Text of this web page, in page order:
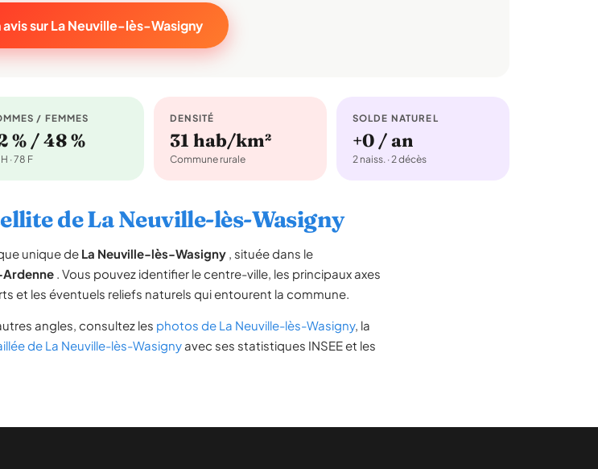
avis sur La Neuville-lès-Wasigny
/ FEMMES
% / 48 %
· 78 F
DENSITÉ
31 hab/km²
Commune rurale
SOLDE NATUREL
+0 / an
2 naiss. · 2 décès
de La Neuville-lès-Wasigny
unique de La Neuville-lès-Wasigny , située dans le
. Vous pouvez identifier le centre-ville, les principaux axes
et les éventuels reliefs naturels qui entourent la commune.
angles, consultez les photos de La Neuville-lès-Wasigny, la
de La Neuville-lès-Wasigny avec ses statistiques INSEE et les